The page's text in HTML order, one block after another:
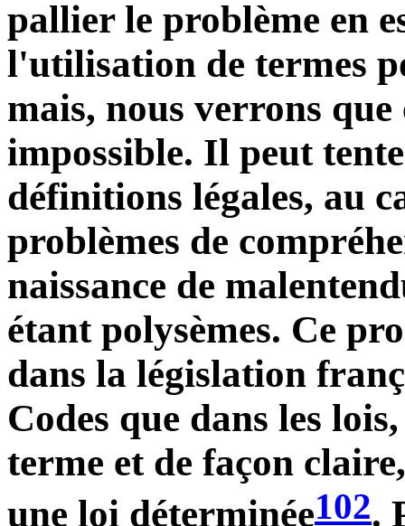
pallier le problème en
l'utilisation de termes
mais, nous verrons
impossible. Il peut
définitions légales, au
problèmes de
naissance de
étant polysèmes. Ce
dans la législation
Codes que dans les
terme et de façon
une loi déterminée102.